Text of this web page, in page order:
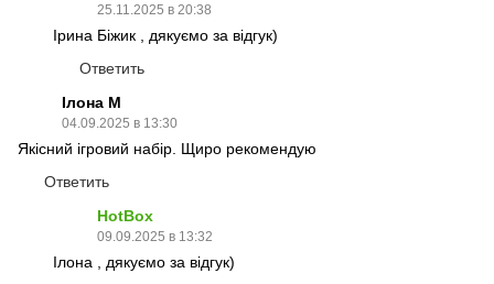
25.11.2025 в 20:38
Ірина Біжик , дякуємо за відгук)
Ответить
Ілона М
04.09.2025 в 13:30
Якісний ігровий набір. Щиро рекомендую
Ответить
HotBox
09.09.2025 в 13:32
Ілона , дякуємо за відгук)